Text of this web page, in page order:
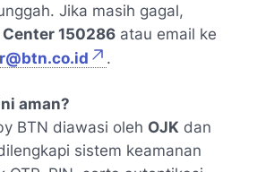
Jika masih gagal,
Center 150286 atau email ke
.
aman?
BTN diawasi oleh OJK dan
sistem keamanan